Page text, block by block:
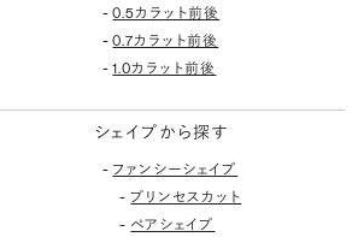
-0.5カラット前後
-0.7カラット前後
-1.0カラット前後
シェイプから探す
- ファンシーシェイプ
-プリンセスカット
- ペアシェイプ